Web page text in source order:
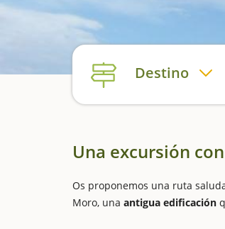
Destino
Una excursión
Os proponemos una ruta
Moro, una antigua edificación